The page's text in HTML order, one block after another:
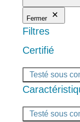
Fermer
Filtres
Certifié
Certifié
Testé sous
Certifié
Testé sous